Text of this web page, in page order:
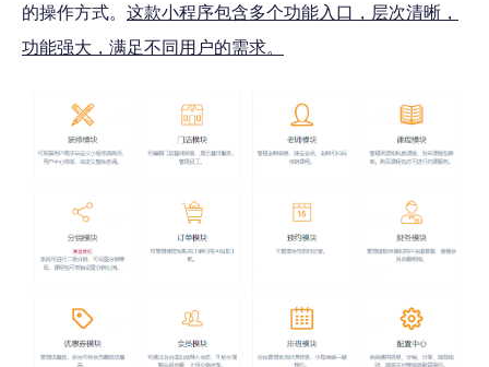
的操作方式。 这款小程序包含多个功能入口，层次清晰，
功能强大，满足不同用户的需求。